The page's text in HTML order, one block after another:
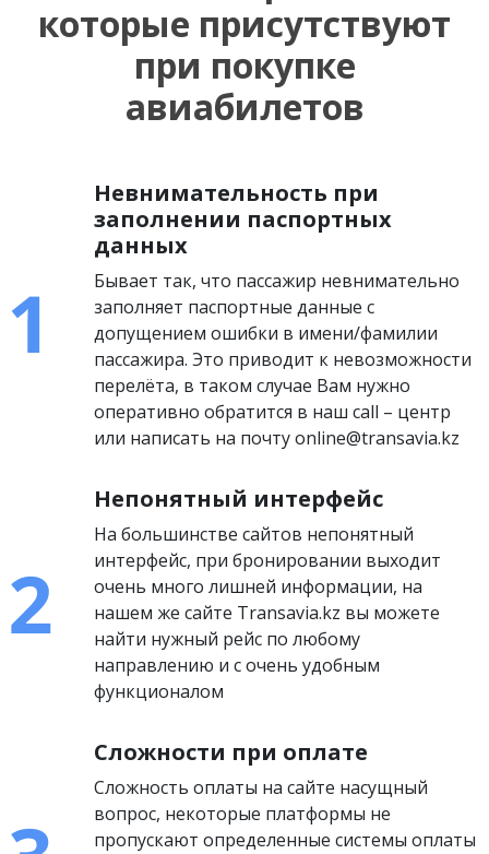
которые присутствуют
при покупке
авиабилетов
Невнимательность при
заполнении паспортных
данных
Бывает так, что пассажир невнимательно
заполняет паспортные данные с
допущением ошибки в имени/фамилии
пассажира. Это приводит к невозможности
перелёта, в таком случае Вам нужно
оперативно обратится в наш call – центр
или написать на почту online@transavia.kz
Непонятный интерфейс
На большинстве сайтов непонятный
интерфейс, при бронировании выходит
очень много лишней информации, на
нашем же сайте Transavia.kz вы можете
найти нужный рейс по любому
направлению и с очень удобным
функционалом
Сложности при оплате
Сложность оплаты на сайте насущный
вопрос, некоторые платформы не
пропускают определенные системы оплаты